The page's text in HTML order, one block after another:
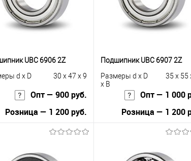
UBC 6906 2Z
d x D
30 x 47 x 9
Опт — 900 руб.
Розница — 1 200 руб.
Подшипник UBC 6907 2Z
Размеры d x D
x B
35 x 55
Опт — 1 000
Розница — 1 200